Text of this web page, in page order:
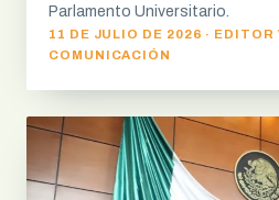
Parlamento Universitario.
11 DE JULIO DE 2026 · EDITOR
COMUNICACIÓN